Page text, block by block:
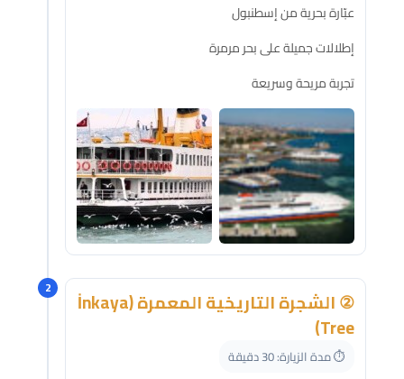
عبّارة بحرية من إسطنبول
إطلالات جميلة على بحر مرمرة
تجربة مريحة وسريعة
2 ② الشجرة التاريخية المعمرة (İnkaya
Tree)
⏱️ مدة الزيارة: 30 دقيقة